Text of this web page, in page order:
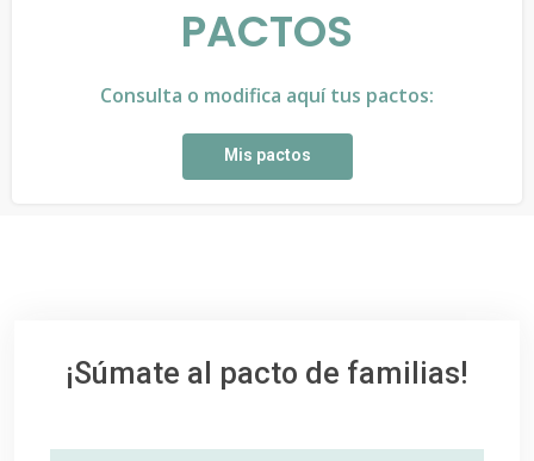
PACTOS
Consulta o modifica aquí tus pactos:
Mis pactos
¡Súmate al pacto de familias!